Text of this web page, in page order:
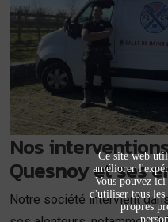
Nos
Quesnoy et ses
Notre société intervient
Ce site web
améliorer
Vous pouvez
d'utiliser tous
propres